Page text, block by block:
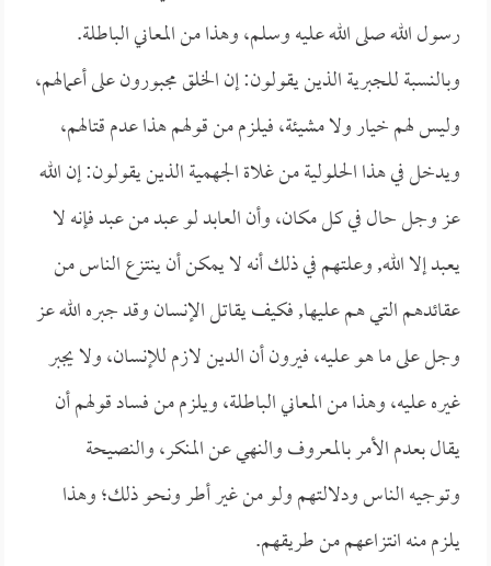
رسول الله صلى الله عليه وسلم، وهذا من المعاني الباطلة.
وبالنسبة للجبرية الذين يقولون: إن الخلق مجبورون على أعمالهم،
وليس لهم خيار ولا مشيئة، فيلزم من قولهم هذا عدم قتالهم،
ويدخل في هذا الحلولية من غلاة الجهمية الذين يقولون: إن الله
عز وجل حال في كل مكان، وأن العابد لو عبد من عبد فإنه لا
يعبد إلا الله, وعلتهم في ذلك أنه لا يمكن أن ينتزع الناس من
عقائدهم التي هم عليها, فكيف يقاتل الإنسان وقد جبره الله عز
وجل على ما هو عليه، فيرون أن الدين لازم للإنسان، ولا يجبر
غيره عليه، وهذا من المعاني الباطلة، ويلزم من فساد قولهم أن
يقال بعدم الأمر بالمعروف والنهي عن المنكر، والنصيحة
وتوجيه الناس ودلالتهم ولو من غير أطر ونحو ذلك؛ وهذا
يلزم منه انتزاعهم من طريقهم.